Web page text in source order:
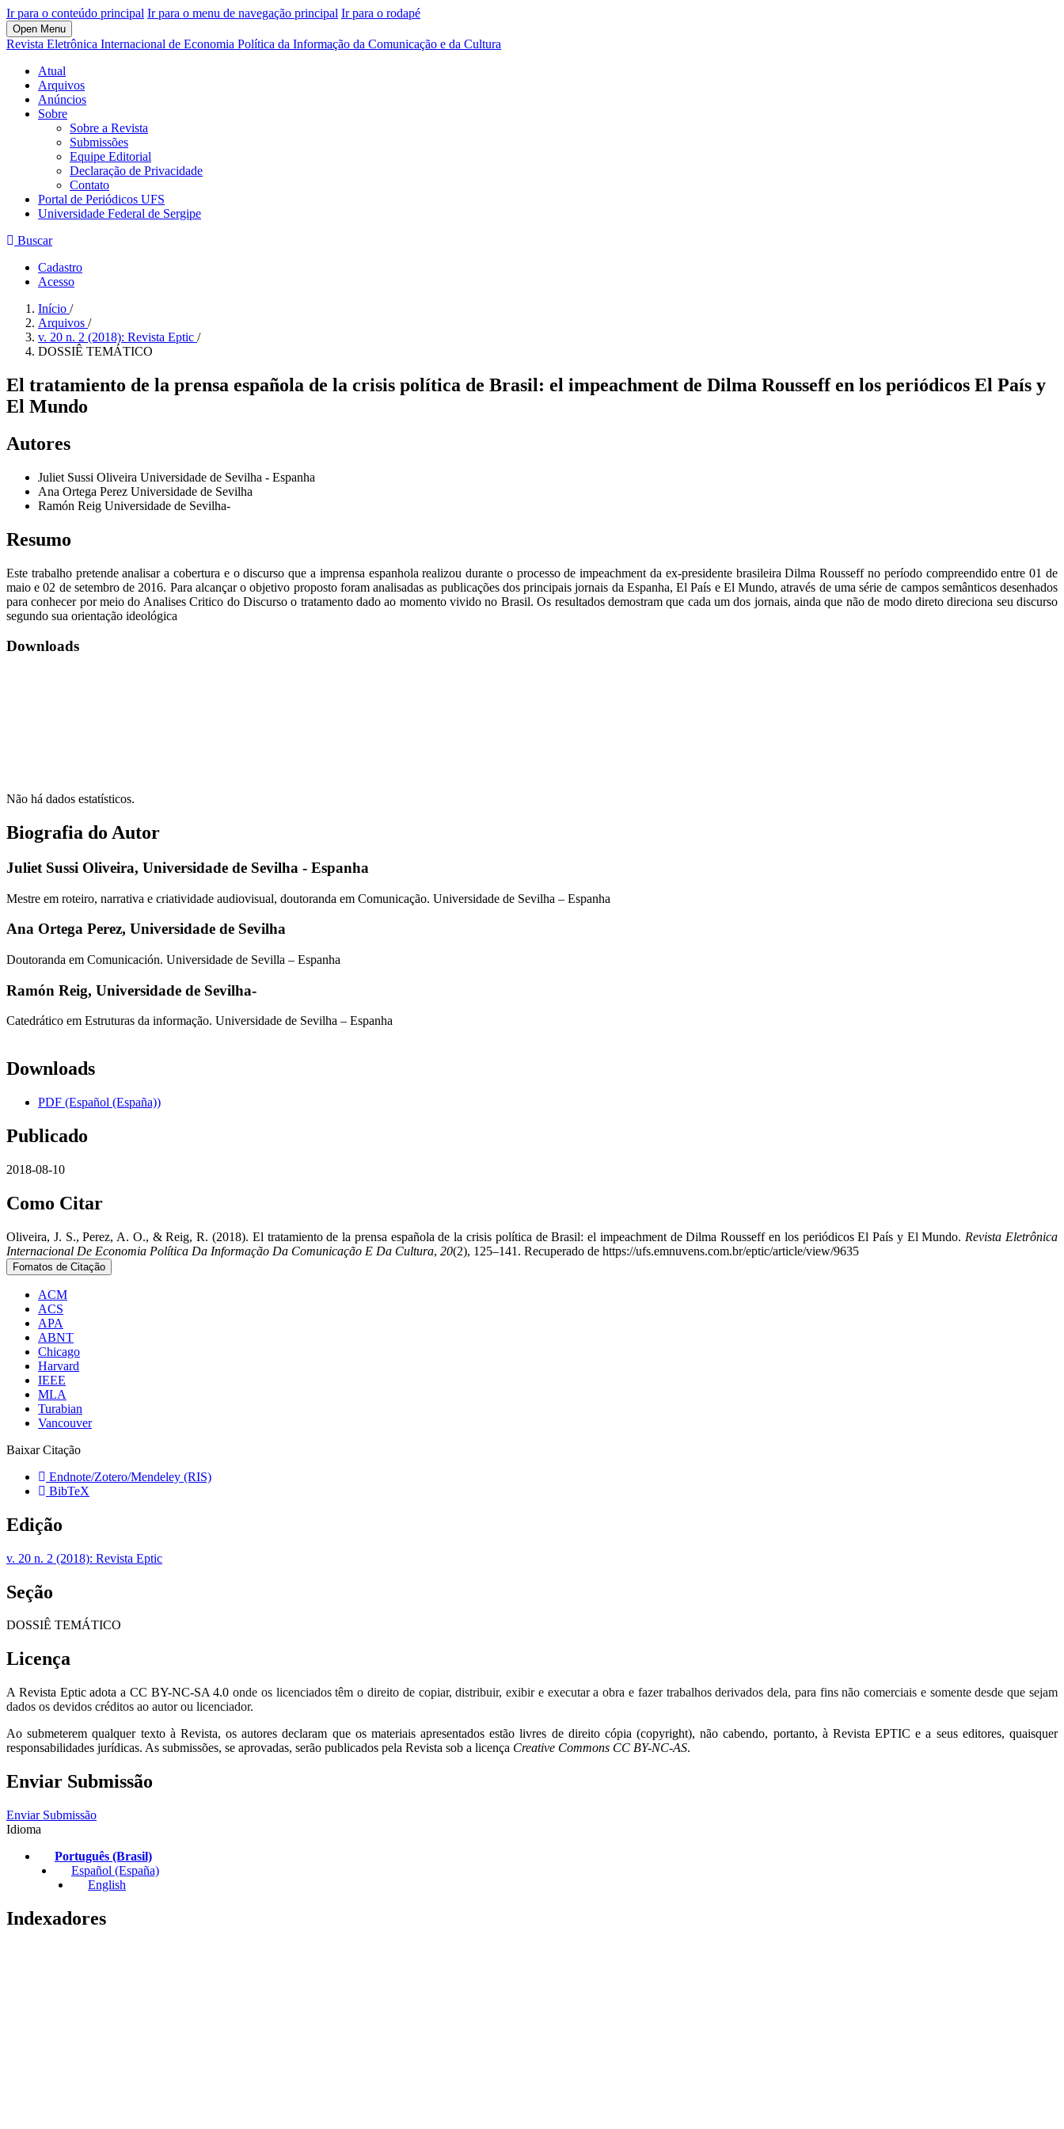
Ir para o conteúdo principal Ir para o menu de navegação principal Ir para o rodapé
Open Menu
Revista Eletrônica Internacional de Economia Política da Informação da Comunicação e da Cultura
Atual
Arquivos
Anúncios
Sobre
Sobre a Revista
Submissões
Equipe Editorial
Declaração de Privacidade
Contato
Portal de Periódicos UFS
Universidade Federal de Sergipe
Buscar
Cadastro
Acesso
Início /
Arquivos /
v. 20 n. 2 (2018): Revista Eptic /
DOSSIÊ TEMÁTICO
El tratamiento de la prensa española de la crisis política de Brasil: el impeachment de Dilma Rousseff en los periódicos El País y
El Mundo
Autores
Juliet Sussi Oliveira Universidade de Sevilha - Espanha
Ana Ortega Perez Universidade de Sevilha
Ramón Reig Universidade de Sevilha-
Resumo
Este trabalho pretende analisar a cobertura e o discurso que a imprensa espanhola realizou durante o processo de impeachment da ex-presidente brasileira Dilma Rousseff no período compreendido entre 01 de
maio e 02 de setembro de 2016. Para alcançar o objetivo proposto foram analisadas as publicações dos principais jornais da Espanha, El País e El Mundo, através de uma série de campos semânticos desenhados
para conhecer por meio do Analises Critico do Discurso o tratamento dado ao momento vivido no Brasil. Os resultados demostram que cada um dos jornais, ainda que não de modo direto direciona seu discurso
segundo sua orientação ideológica
Downloads
Não há dados estatísticos.
Biografia do Autor
Juliet Sussi Oliveira, Universidade de Sevilha - Espanha
Mestre em roteiro, narrativa e criatividade audiovisual, doutoranda em Comunicação. Universidade de Sevilha – Espanha
Ana Ortega Perez, Universidade de Sevilha
Doutoranda em Comunicación. Universidade de Sevilla – Espanha
Ramón Reig, Universidade de Sevilha-
Catedrático em Estruturas da informação. Universidade de Sevilha – Espanha
Downloads
PDF (Español (España))
Publicado
2018-08-10
Como Citar
Oliveira, J. S., Perez, A. O., & Reig, R. (2018). El tratamiento de la prensa española de la crisis política de Brasil: el impeachment de Dilma Rousseff en los periódicos El País y El Mundo. Revista Eletrônica
Internacional De Economia Política Da Informação Da Comunicação E Da Cultura, 20(2), 125–141. Recuperado de https://ufs.emnuvens.com.br/eptic/article/view/9635
Fomatos de Citação
ACM
ACS
APA
ABNT
Chicago
Harvard
IEEE
MLA
Turabian
Vancouver
Baixar Citação
Endnote/Zotero/Mendeley (RIS)
BibTeX
Edição
v. 20 n. 2 (2018): Revista Eptic
Seção
DOSSIÊ TEMÁTICO
Licença
A Revista Eptic adota a CC BY-NC-SA 4.0 onde os licenciados têm o direito de copiar, distribuir, exibir e executar a obra e fazer trabalhos derivados dela, para fins não comerciais e somente desde que sejam
dados os devidos créditos ao autor ou licenciador.
Ao submeterem qualquer texto à Revista, os autores declaram que os materiais apresentados estão livres de direito cópia (copyright), não cabendo, portanto, à Revista EPTIC e a seus editores, quaisquer
responsabilidades jurídicas. As submissões, se aprovadas, serão publicados pela Revista sob a licença Creative Commons CC BY-NC-AS.
Enviar Submissão
Enviar Submissão
Idioma
Português (Brasil)
Español (España)
English
Indexadores